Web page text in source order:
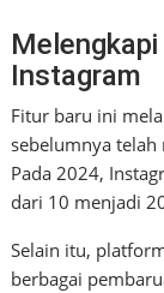
Instagram
Fitur baru ini
sebelumnya telah
Pada 2024,
dari 10 menjadi
Selain itu,
berbagai